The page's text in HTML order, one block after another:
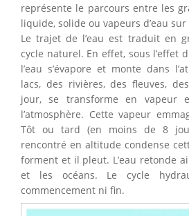
représente le parcours entre les
liquide, solide ou vapeurs d’eau
Le trajet de l’eau est traduit en
cycle naturel. En effet, sous l’effet
l’eau s’évapore et monte dans
lacs, des rivières, des fleuves,
jour, se transforme en vapeur
l’atmosphère. Cette vapeur
Tôt ou tard (en moins de 8
rencontré en altitude condense
forment et il pleut. L’eau retonde
et les océans. Le cycle
commencement ni fin.